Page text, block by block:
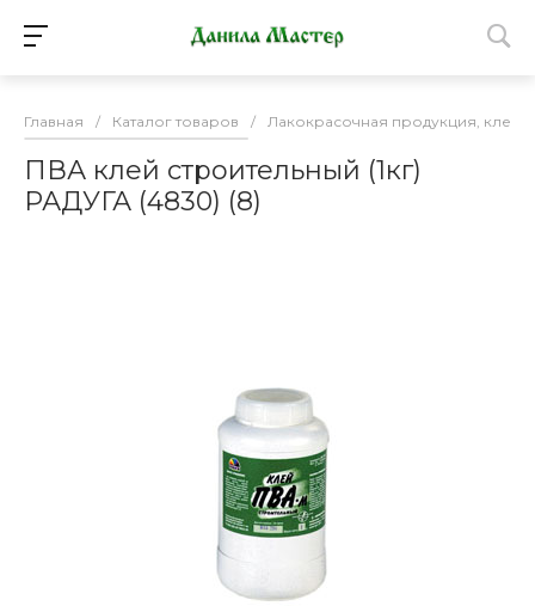
Главная / Каталог товаров / Лакокрасочная продукция, клей
ПВА клей строительный (1кг)
РАДУГА (4830) (8)